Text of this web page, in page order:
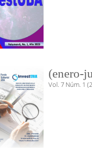
(enero-
Vol. 7 Núm. 1